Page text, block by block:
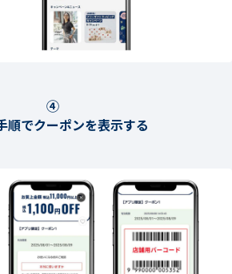
④
順でクーポンを表示する